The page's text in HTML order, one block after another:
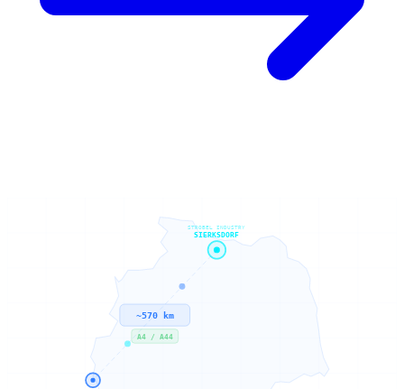
SIERKSDORF
STROBEL INDUSTRY
~570 km
A4 / A44